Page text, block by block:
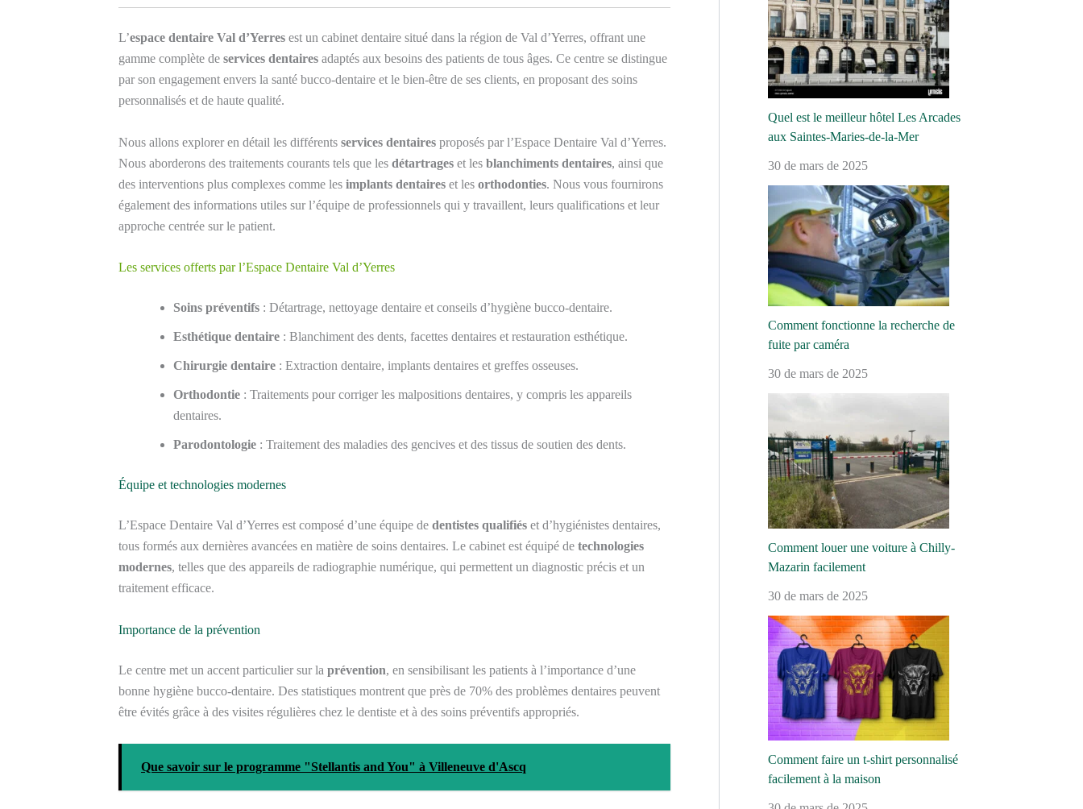
L’espace dentaire Val d’Yerres est un cabinet dentaire situé dans la région de Val d’Yerres, offrant une
gamme complète de services dentaires adaptés aux besoins des patients de tous âges. Ce centre se distingue
par son engagement envers la santé bucco-dentaire et le bien-être de ses clients, en proposant des soins
personnalisés et de haute qualité.
Nous allons explorer en détail les différents services dentaires proposés par l’Espace Dentaire Val d’Yerres.
Nous aborderons des traitements courants tels que les détartrages et les blanchiments dentaires, ainsi que
des interventions plus complexes comme les implants dentaires et les orthodonties. Nous vous fournirons
également des informations utiles sur l’équipe de professionnels qui y travaillent, leurs qualifications et leur
approche centrée sur le patient.
Les services offerts par l’Espace Dentaire Val d’Yerres
Soins préventifs : Détartrage, nettoyage dentaire et conseils d’hygiène bucco-dentaire.
Esthétique dentaire : Blanchiment des dents, facettes dentaires et restauration esthétique.
Chirurgie dentaire : Extraction dentaire, implants dentaires et greffes osseuses.
Orthodontie : Traitements pour corriger les malpositions dentaires, y compris les appareils
dentaires.
Parodontologie : Traitement des maladies des gencives et des tissus de soutien des dents.
Équipe et technologies modernes
L’Espace Dentaire Val d’Yerres est composé d’une équipe de dentistes qualifiés et d’hygiénistes dentaires,
tous formés aux dernières avancées en matière de soins dentaires. Le cabinet est équipé de technologies
modernes, telles que des appareils de radiographie numérique, qui permettent un diagnostic précis et un
traitement efficace.
Importance de la prévention
Le centre met un accent particulier sur la prévention, en sensibilisant les patients à l’importance d’une
bonne hygiène bucco-dentaire. Des statistiques montrent que près de 70% des problèmes dentaires peuvent
être évités grâce à des visites régulières chez le dentiste et à des soins préventifs appropriés.
Que savoir sur le programme "Stellantis and You" à Villeneuve d'Ascq
Quel est le meilleur hôtel Les Arcades
aux Saintes-Maries-de-la-Mer
30 de mars de 2025
Comment fonctionne la recherche de
fuite par caméra
30 de mars de 2025
Comment louer une voiture à Chilly-
Mazarin facilement
30 de mars de 2025
Comment faire un t-shirt personnalisé
facilement à la maison